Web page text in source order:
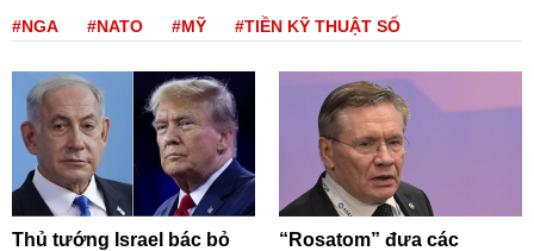
#NGA #NATO #MỸ #TIỀN KỸ THUẬT SỐ
Thủ tướng Israel bác bỏ
“Rosatom” đưa các